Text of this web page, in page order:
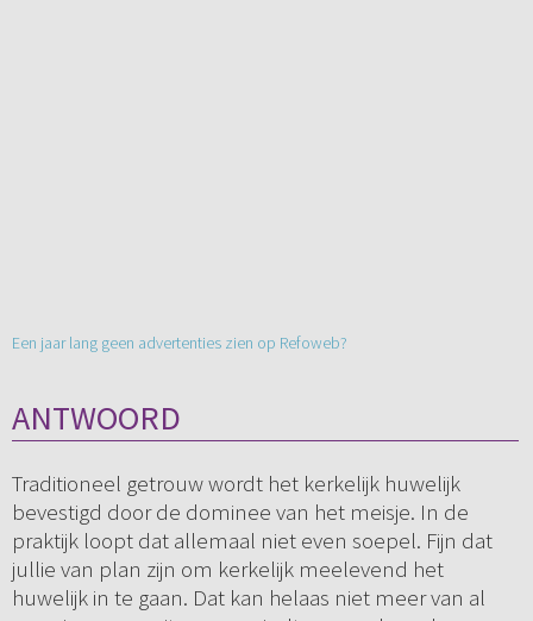
Een jaar lang geen advertenties zien op Refoweb?
ANTWOORD
Traditioneel getrouw wordt het kerkelijk huwelijk
bevestigd door de dominee van het meisje. In de
praktijk loopt dat allemaal niet even soepel. Fijn dat
jullie van plan zijn om kerkelijk meelevend het
huwelijk in te gaan. Dat kan helaas niet meer van al